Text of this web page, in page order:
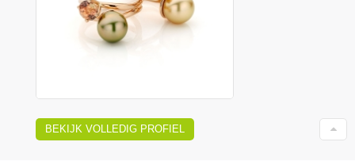
BEKIJK VOLLEDIG PROFIEL